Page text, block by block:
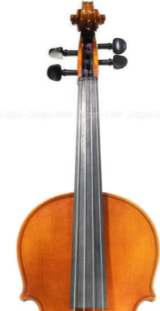
독일 비올라,
• 브랜드/제